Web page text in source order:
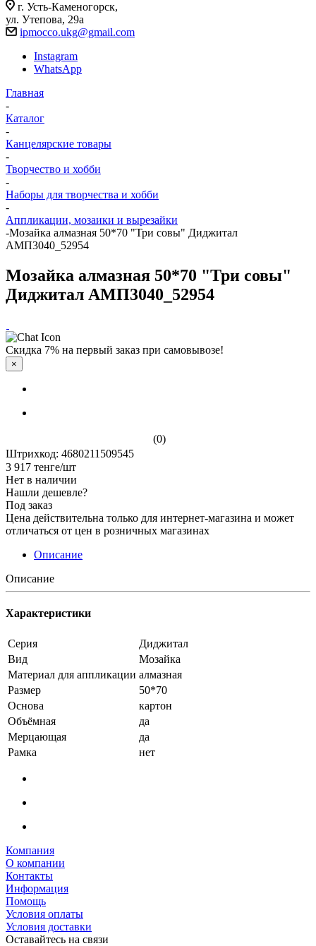
г. Усть-Каменогорск,
ул. Утепова, 29а
ipmocco.ukg@gmail.com
Instagram
WhatsApp
Главная
-
Каталог
-
Канцелярские товары
-
Творчество и хобби
-
Наборы для творчества и хобби
-
Аппликации, мозаики и вырезайки
-Мозайка алмазная 50*70 "Три совы" Диджитал
АМП3040_52954
Мозайка алмазная 50*70 "Три совы"
Диджитал АМП3040_52954
Скидка 7% на первый заказ при самовывозе!
×
(0)
Штрихкод: 4680211509545
3 917 тенге/шт
Нет в наличии
Нашли дешевле?
Под заказ
Цена действительна только для интернет-магазина и может
отличаться от цен в розничных магазинах
Описание
Описание
Характеристики
Серия
Диджитал
Вид
Мозайка
Материал для аппликации алмазная
Размер
50*70
Основа
картон
Объёмная
да
Мерцающая
да
Рамка
нет
Компания
О компании
Контакты
Информация
Помощь
Условия оплаты
Условия доставки
Оставайтесь на связи